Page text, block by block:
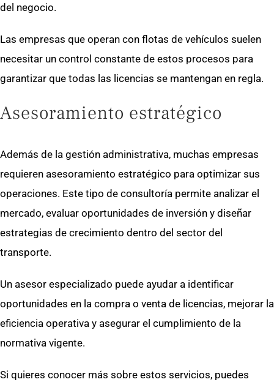
del negocio.
Las empresas que operan con flotas de vehículos suelen
necesitar un control constante de estos procesos para
garantizar que todas las licencias se mantengan en regla.
Asesoramiento estratégico
Además de la gestión administrativa, muchas empresas
requieren asesoramiento estratégico para optimizar sus
operaciones. Este tipo de consultoría permite analizar el
mercado, evaluar oportunidades de inversión y diseñar
estrategias de crecimiento dentro del sector del
transporte.
Un asesor especializado puede ayudar a identificar
oportunidades en la compra o venta de licencias, mejorar la
eficiencia operativa y asegurar el cumplimiento de la
normativa vigente.
Si quieres conocer más sobre estos servicios, puedes